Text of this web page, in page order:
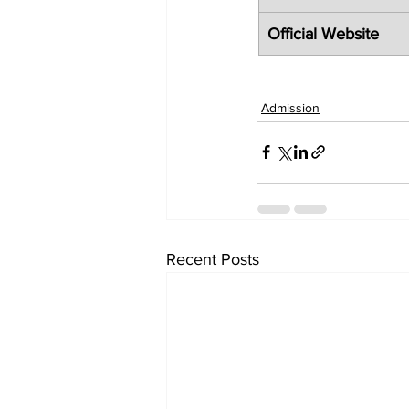
Official Website
Admission
Recent Posts